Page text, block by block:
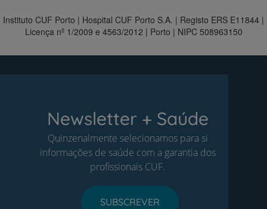
Instituto CUF Porto | Hospital CUF Porto S.A. | Registo ERS E11844 |
Licença nº 1/2009 e 4563/2012 | Porto | NIPC 508963150
Newsletter + Saúde
Quinzenalmente selecionamos para si
informações de saúde com a garantia dos
profissionais CUF.
SUBSCREVER